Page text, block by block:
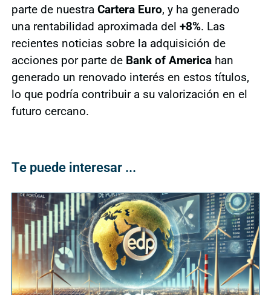
parte de nuestra Cartera Euro, y ha generado
una rentabilidad aproximada del +8%. Las
recientes noticias sobre la adquisición de
acciones por parte de Bank of Americahan
generado un renovado interés en estos títulos,
lo que podría contribuir a su valorización en el
futuro cercano.
Te puede interesar ...